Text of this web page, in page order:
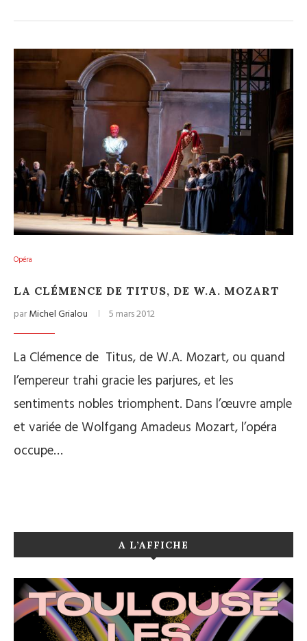
Opéra
LA CLÉMENCE DE TITUS, DE W.A. MOZART
parMichel Grialou 5 mars 2012
La Clémence de Titus, de W.A. Mozart, ou quand
l’empereur trahi gracie les parjures, et les
sentiments nobles triomphent. Dans l’œuvre ample
et variée de Wolfgang Amadeus Mozart, l’opéra
occupe…
A L’AFFICHE